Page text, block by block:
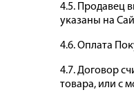
4.5. Продавец
указаны на
4.6. Оплата
4.7. Договор
товара, или с